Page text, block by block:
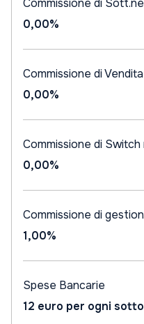
Commissione di
0,00%
Commissione di
0,00%
Commissione di Switch
0,00%
Commissione di
1,00%
Spese Bancarie
12 euro per ogni